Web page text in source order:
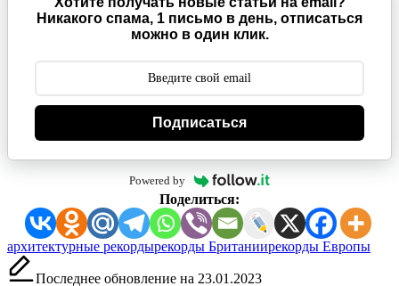
Никакого спама, 1 письмо в день, отписаться
можно в один клик.
Подписаться
Powered by
Поделиться:
Метки:
архитектурные рекордырекорды Британиирекорды Европы
Последнее обновление на 23.01.2023